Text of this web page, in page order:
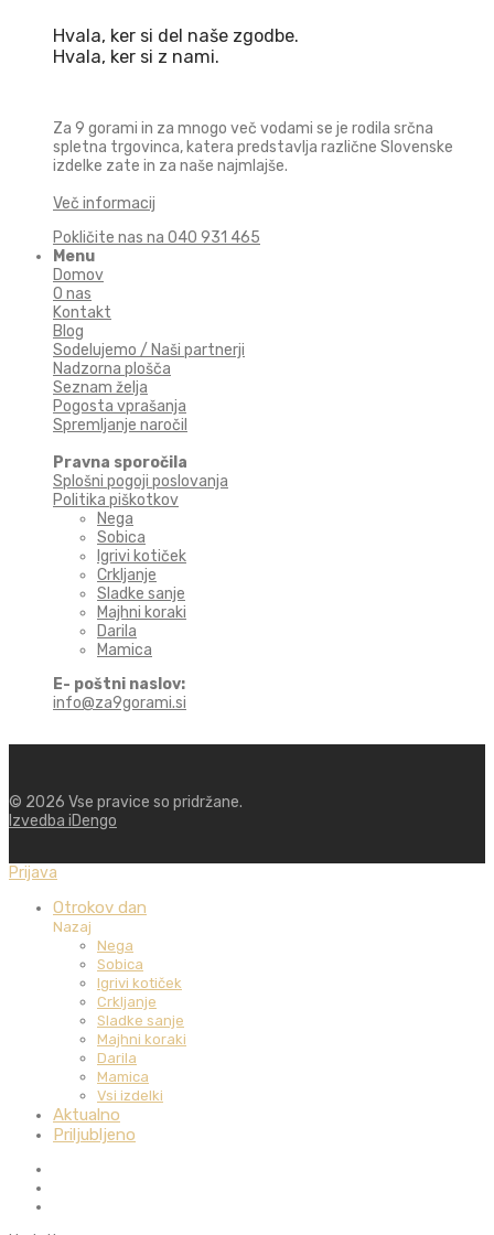
Hvala, ker si del naše zgodbe.
Hvala, ker si z nami.
Za 9 gorami in za mnogo več vodami se je rodila srčna
spletna trgovinca, katera predstavlja različne Slovenske
izdelke zate in za naše najmlajše.
Več informacij
Pokličite nas na 040 931 465
Menu
Domov
O nas
Kontakt
Blog
Sodelujemo / Naši partnerji
Nadzorna plošča
Seznam želja
Pogosta vprašanja
Spremljanje naročil
Pravna sporočila
Splošni pogoji poslovanja
Politika piškotkov
Nega
Sobica
Igrivi kotiček
Crkljanje
Sladke sanje
Majhni koraki
Darila
Mamica
E- poštni naslov:
info@za9gorami.si
© 2026 Vse pravice so pridržane.
Izvedba iDengo
Prijava
Otrokov dan
Nazaj
Nega
Sobica
Igrivi kotiček
Crkljanje
Sladke sanje
Majhni koraki
Darila
Mamica
Vsi izdelki
Aktualno
Priljubljeno